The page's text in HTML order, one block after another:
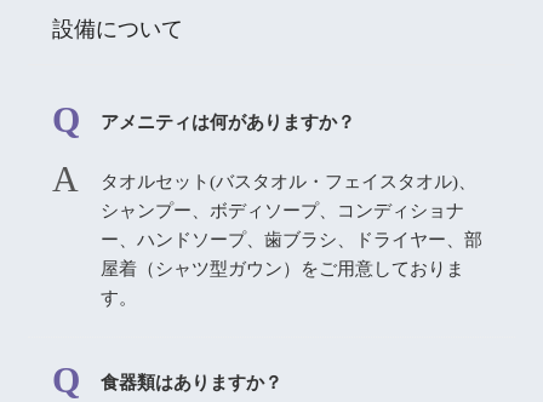
設備について
アメニティは何がありますか？
タオルセット(バスタオル・フェイスタオル)、
シャンプー、ボディソープ、コンディショナ
ー、ハンドソープ、歯ブラシ、ドライヤー、部
屋着（シャツ型ガウン）をご用意しておりま
す。
食器類はありますか？